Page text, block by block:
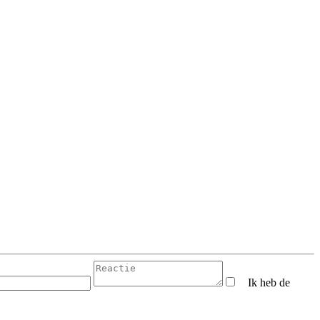
Ik heb de